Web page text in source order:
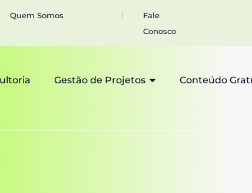
Quem Somos
Fale
Conosco
Gestão de Projetos Conteúdo